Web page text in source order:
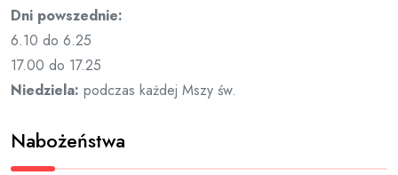
Dni powszednie:
6.10 do 6.25
17.00 do 17.25
Niedziela: podczas każdej Mszy św.
Nabożeństwa